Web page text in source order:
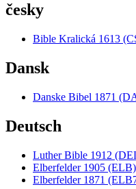
česky
Bible Kralická 1613
Dansk
Danske Bibel 1871
Deutsch
Luther Bible 1912
Elberfelder 1905 (ELB)
Elberfelder 1871